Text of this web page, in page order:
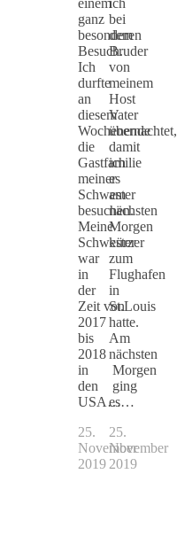
einem
ganz
besonderen
Besuch.
Ich
durfte
an
diesem
Wochenende
die
Gastfamilie
meiner
Schwester
besuchen.
Meine
Schwester
war
in
der
Zeit von
2017
bis
2018
in
den
USA…
25.
November
2019
ich
bei
dem
Bruder
von
meinem
Host
Vater
übernachtet,
damit
ich
es
am
nächsten
Morgen
kürzer
zum
Flughafen
in
St.Louis
hatte.
Am
nächsten
Morgen
ging
es…
25.
November
2019